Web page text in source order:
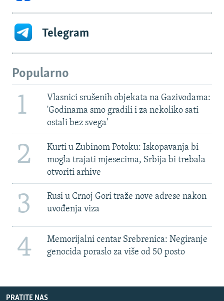
Telegram
Popularno
1
Vlasnici srušenih objekata na Gazivodama:
'Godinama smo gradili i za nekoliko sati
ostali bez svega'
2
Kurti u Zubinom Potoku: Iskopavanja bi
mogla trajati mjesecima, Srbija bi trebala
otvoriti arhive
3
Rusi u Crnoj Gori traže nove adrese nakon
uvođenja viza
4
Memorijalni centar Srebrenica: Negiranje
genocida poraslo za više od 50 posto
PRATITE NAS